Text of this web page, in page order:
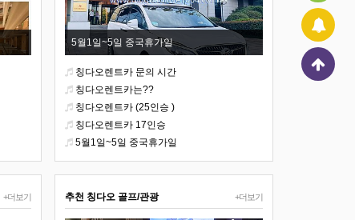
5월1일~5일 중국휴가일
칭다오렌트카 문의 시간
칭다오렌트카는??
칭다오렌트카 (25인승 )
칭다오렌트카 17인승
5월1일~5일 중국휴가일
+더보기 +더보기
추천 칭다오 골프/관광